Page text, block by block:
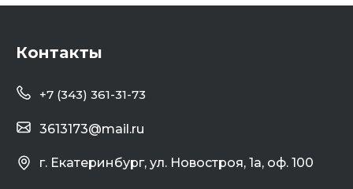
Контакты
+7 (343) 361-31-73
г. Екатеринбург, ул. Новостроя, 1а, оф. 100
3613173@mail.ru